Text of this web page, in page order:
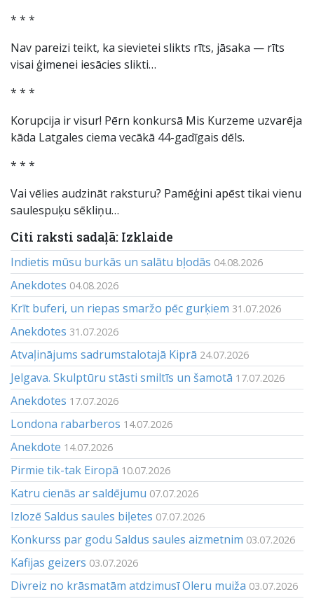
* * *
Nav pareizi teikt, ka sievietei slikts rīts, jāsaka — rīts
visai ģimenei iesācies slikti…
* * *
Korupcija ir visur! Pērn konkursā Mis Kurzeme uzvarēja
kāda Latgales ciema vecākā 44-gadīgais dēls.
* * *
Vai vēlies audzināt raksturu? Pamēģini apēst tikai vienu
saulespuķu sēkliņu…
Citi raksti sadaļā: Izklaide
Indietis mūsu burkās un salātu bļodās 04.08.2026
Anekdotes 04.08.2026
Krīt buferi, un riepas smaržo pēc gurķiem 31.07.2026
Anekdotes 31.07.2026
Atvaļinājums sadrumstalotajā Kiprā 24.07.2026
Jelgava. Skulptūru stāsti smiltīs un šamotā 17.07.2026
Anekdotes 17.07.2026
Londona rabarberos 14.07.2026
Anekdote 14.07.2026
Pirmie tik-tak Eiropā 10.07.2026
Katru cienās ar saldējumu 07.07.2026
Izlozē Saldus saules biļetes 07.07.2026
Konkurss par godu Saldus saules aizmetnim 03.07.2026
Kafijas geizers 03.07.2026
Divreiz no krāsmatām atdzimusī Oleru muiža 03.07.2026